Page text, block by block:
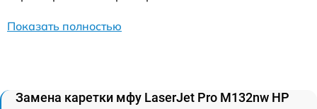
Показать полностью
Замена каретки мфу LaserJet Pro M132nw HP